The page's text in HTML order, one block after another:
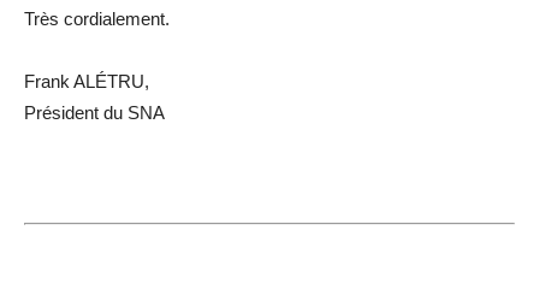
Très cordialement.
Frank ALÉTRU,
Président du SNA